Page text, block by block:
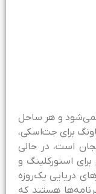
و هر ساحل
جت‌اسکی،
در حالی‌
اسنورکلینگ و
یک‌روزه
هستند که